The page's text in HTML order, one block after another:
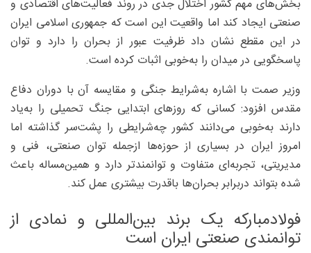
بخش‌های مهم کشور اختلال جدی در روند فعالیت‌های اقتصادی و
صنعتی ایجاد کند اما واقعیت این است که جمهوری اسلامی ایران
در این مقطع نشان داد ظرفیت عبور از بحران را دارد و توان
پاسخگویی در میدان را به‌خوبی اثبات کرده است.
وزیر صمت با اشاره به‌شرایط جنگی و مقایسه آن با دوران دفاع
مقدس افزود: کسانی که روزهای ابتدایی جنگ تحمیلی را به‌یاد
دارند به‌خوبی می‌دانند کشور چه‌شرایطی را پشت‌سر گذاشته اما
امروز ایران در بسیاری از حوزه‌ها ازجمله توان صنعتی، فنی و
مدیریتی، تجربه‌ای متفاوت و توانمندتر دارد و همین‌مساله باعث
شده بتواند دربرابر بحران‌ها باقدرت بیشتری عمل کند.
فولادمبارکه یک برند بین‌المللی و نمادی از
توانمندی صنعتی ایران است